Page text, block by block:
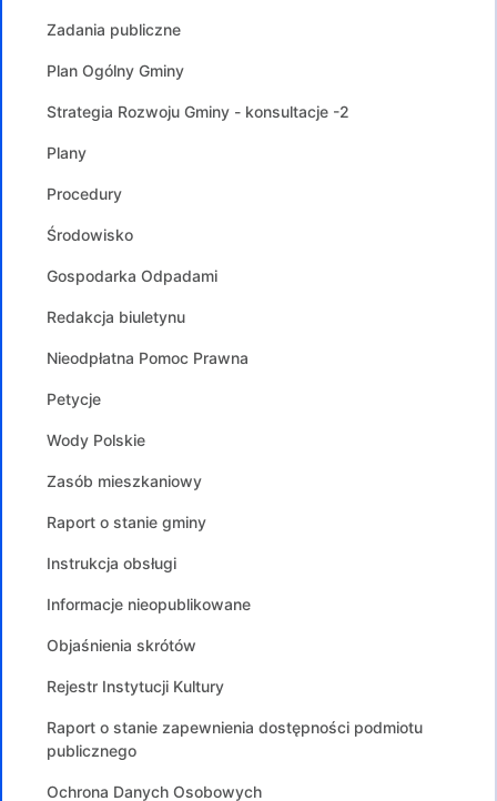
Zadania publiczne
Plan Ogólny Gminy
Strategia Rozwoju Gminy - konsultacje -2
Plany
Procedury
Środowisko
Gospodarka Odpadami
Redakcja biuletynu
Nieodpłatna Pomoc Prawna
Petycje
Wody Polskie
Zasób mieszkaniowy
Raport o stanie gminy
Instrukcja obsługi
Informacje nieopublikowane
Objaśnienia skrótów
Rejestr Instytucji Kultury
Raport o stanie zapewnienia dostępności podmiotu
publicznego
Ochrona Danych Osobowych